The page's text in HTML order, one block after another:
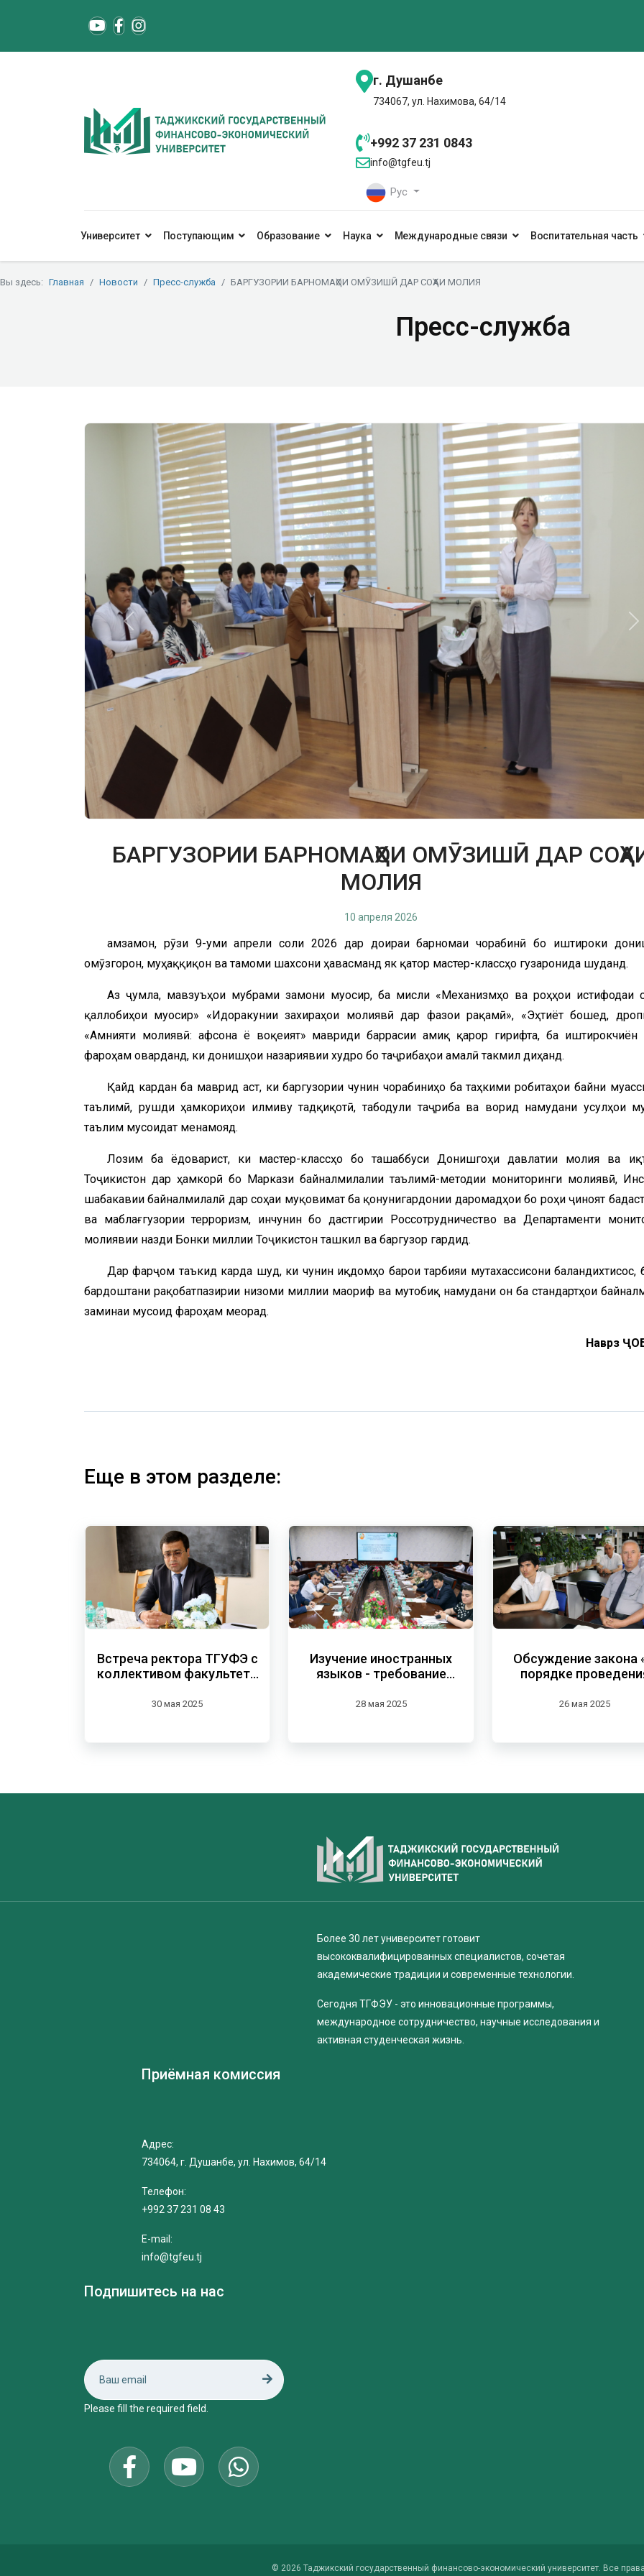
г. Душанбе
734067, ул. Нахимова, 64/14
+992 37 231 0843
info@tgfeu.tj
Рус
Университет Поступающим Образование Наука Международные связи Воспитательная часть
Вы здесь: Главная Новости Пресс-служба БАРГУЗОРИИ БАРНОМАҲОИ ОМӮЗИШӢ ДАР СОҲАИ МОЛИЯ
Пресс-служба
Previous
БАРГУЗОРИИ БАРНОМАҲОИ ОМӮЗИШӢ ДАР
МОЛИЯ
10 апреля 2026
Ҳамзамон, рӯзи 9-уми апрели соли 2026 дар доираи барномаи чорабинӣ бо иштироки
омӯзгорон, муҳаққиқон ва тамоми шахсони ҳавасманд як қатор мастер-классҳо гузаронида шуданд.
Аз ҷумла, мавзуъҳои мубрами замони муосир, ба мисли «Механизмҳо ва роҳҳои истифодаи
қаллобиҳои муосир» «Идоракунии захираҳои молиявӣ дар фазои рақамӣ», «Эҳтиёт бошед,
«Амнияти молиявӣ: афсона ё воқеият» мавриди баррасии амиқ қарор гирифта, ба иштирокчиён
фароҳам оварданд, ки донишҳои назариявии худро бо таҷрибаҳои амалӣ такмил диҳанд.
Қайд кардан ба маврид аст, ки баргузории чунин чорабиниҳо ба таҳкими робитаҳои байни
таълимӣ, рушди ҳамкориҳои илмиву тадқиқотӣ, табодули таҷриба ва ворид намудани усулҳои
таълим мусоидат менамояд.
Лозим ба ёдоварист, ки мастер-классҳо бо ташаббуси Донишгоҳи давлатии молия ва
Тоҷикистон дар ҳамкорӣ бо Маркази байналмилалии таълимӣ-методии мониторинги молиявӣ,
шабакавии байналмилалӣ дар соҳаи муқовимат ба қонунигардонии даромадҳои бо роҳи ҷиноят
ва маблағгузории терроризм, инчунин бо дастгирии Россотрудничество ва Департаменти
молиявии назди Бонки миллии Тоҷикистон ташкил ва баргузор гардид.
Дар фарҷом таъкид карда шуд, ки чунин иқдомҳо барои тарбияи мутахассисони баландихтисос,
бардоштани рақобатпазирии низоми миллии маориф ва мутобиқ намудани он ба стандартҳои
заминаи мусоид фароҳам меорад.
Наврӯз
Еще в этом разделе:
Встреча ректора ТГУФЭ с
коллективом факультета
статистики
30 мая 2025
Изучение иностранных
языков - требование
28 мая 2025
Обсуждение закона
порядке
Республике26 мая 2025
Более 30 лет университет готовит
высококвалифицированных специалистов, сочетая
академические традиции и современные технологии.
Сегодня ТГФЭУ - это инновационные программы,
международное сотрудничество, научные исследования и
активная студенческая жизнь.
Приёмная комиссия
Адрес:
734064, г. Душанбе, ул. Нахимов, 64/14
Телефон:
+992 37 231 08 43
E-mail:
info@tgfeu.tj
Подпишитесь на нас
Please fill the required field.
© 2026 Таджикский государственный финансово-экономический университет. Все